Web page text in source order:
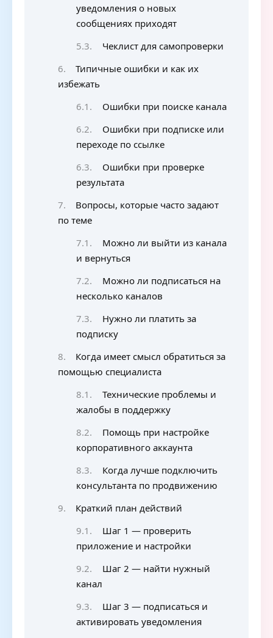
уведомления о новых
сообщениях приходят
Чеклист для самопроверки
Типичные ошибки и как их
избежать
Ошибки при поиске канала
Ошибки при подписке или
переходе по ссылке
Ошибки при проверке
результата
Вопросы, которые часто задают
по теме
Можно ли выйти из канала
и вернуться
Можно ли подписаться на
несколько каналов
Нужно ли платить за
подписку
Когда имеет смысл обратиться за
помощью специалиста
Технические проблемы и
жалобы в поддержку
Помощь при настройке
корпоративного аккаунта
Когда лучше подключить
консультанта по продвижению
Краткий план действий
Шаг 1 — проверить
приложение и настройки
Шаг 2 — найти нужный
канал
Шаг 3 — подписаться и
активировать уведомления